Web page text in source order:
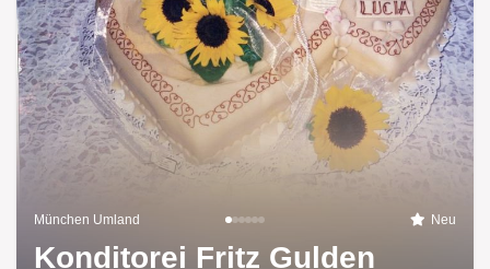
München Umland Neu
Konditorei Fritz Gulden